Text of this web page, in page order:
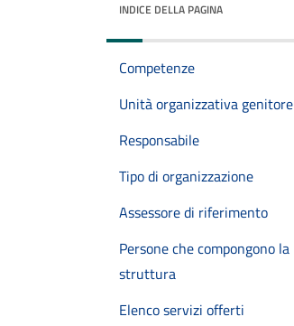
INDICE DELLA PAGINA
Competenze
Unità organizzativa genitore
Responsabile
Tipo di organizzazione
Assessore di riferimento
Persone che compongono la
struttura
Elenco servizi offerti